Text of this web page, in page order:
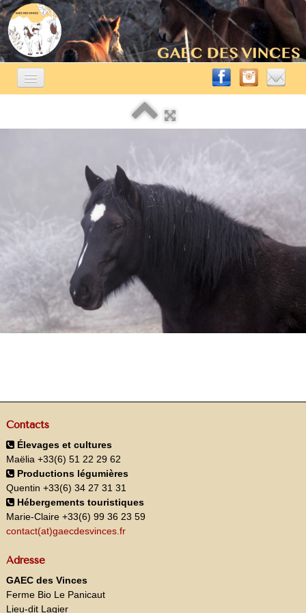
▼
AUTRES ACTIVITÉS▼
BLOG
Contacts
Élevages et cultures
Maëlia +33(6) 51 22 29 62
Productions légumières
Quentin +33(6) 34 27 31 31
Hébergements touristiques
Marie-Claire +33(6) 99 36 23 59
contact(at)gaecdesvinces.fr
Adresse
GAEC des Vinces
Ferme Bio Le Panicaut
Lieu-dit Lagier